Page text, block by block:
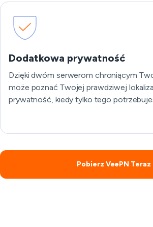
Dodatkowa prywatność
Dzięki dwóm serwerom chroniącym
może poznać Twojej prawdziwej
prywatność, kiedy tylko tego
Pobierz VeePN Teraz